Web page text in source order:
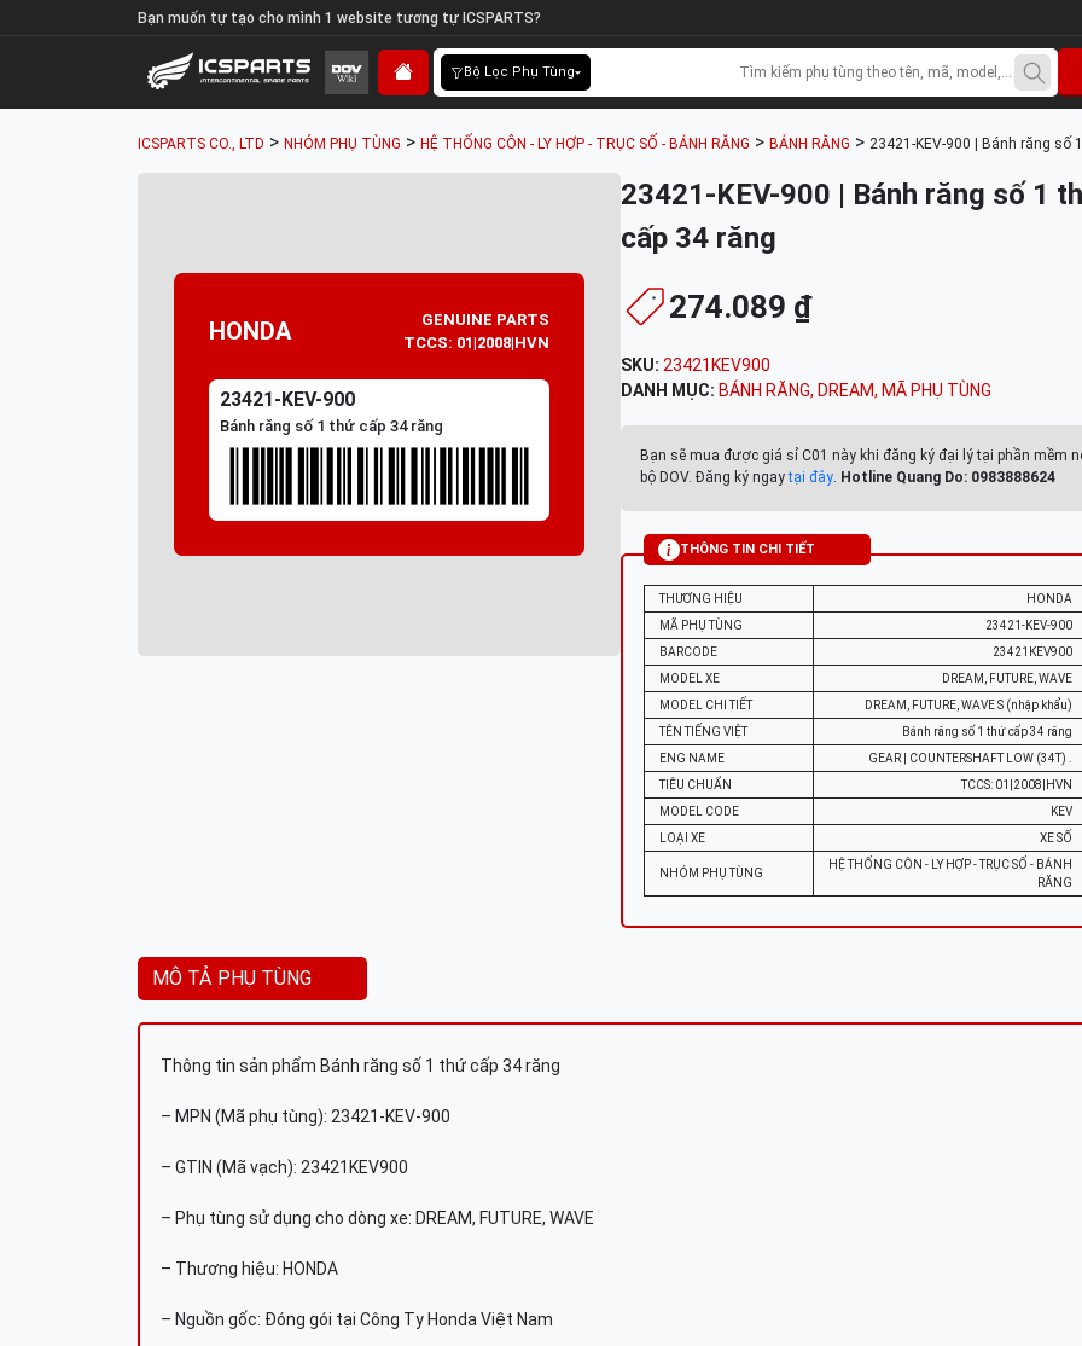
Bạn muốn tự tạo cho mình 1 website tương tự ICSPARTS?
Bộ Lọc Phụ Tùng
ICSPARTS CO., LTD > NHÓM PHỤ TÙNG > HỆ THỐNG CÔN - LY HỢP - TRỤC SỐ - BÁNH RĂNG > BÁNH RĂNG > 23421-KEV-900 | Bánh răng số
HONDA
GENUINE PARTS
TCCS: 01|2008|HVN
23421-KEV-900
Bánh răng số 1 thứ cấp 34 răng
23421-KEV-900 | Bánh răng số 1
cấp 34 răng
274.089 ₫
SKU: 23421KEV900
DANH MỤC: BÁNH RĂNG, DREAM, MÃ PHỤ TÙNG
Bạn sẽ mua được giá sỉ C01 này khi đăng ký đại lý tại phần mềm
bộ DOV. Đăng ký ngaytại đây. Hotline Quang Do: 0983888624
THÔNG TIN CHI TIẾT
THƯƠNG HIỆU
HONDA
MÃ PHỤ TÙNG
23421-KEV-900
BARCODE
23421KEV900
MODEL XE
DREAM, FUTURE, WAVE
MODEL CHI TIẾT
DREAM, FUTURE, WAVE S (nhập khẩu)
TÊN TIẾNG VIỆT
Bánh răng số 1 thứ cấp 34 răng
ENG NAME
GEAR | COUNTERSHAFT LOW (34T) .
TIÊU CHUẨN
TCCS: 01|2008|HVN
MODEL CODE
KEV
LOẠI XE
XE SỐ
NHÓM PHỤ TÙNG
HỆ THỐNG CÔN - LY HỢP - TRỤC SỐ - BÁNH
RĂNG
MÔ TẢ PHỤ TÙNG
Thông tin sản phẩm Bánh răng số 1 thứ cấp 34 răng
– MPN (Mã phụ tùng): 23421-KEV-900
– GTIN (Mã vạch): 23421KEV900
– Phụ tùng sử dụng cho dòng xe: DREAM, FUTURE, WAVE
– Thương hiệu: HONDA
– Nguồn gốc: Đóng gói tại Công Ty Honda Việt Nam